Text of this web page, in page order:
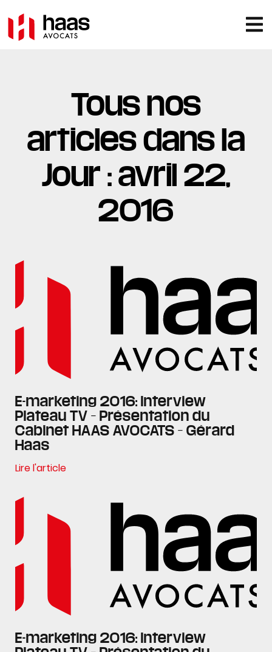
Tous nos
articles dans la
Jour : avril 22,
2016
E-marketing 2016: Interview
Plateau TV – Présentation du
Cabinet HAAS AVOCATS – Gérard
Haas
Lire l'article
E-marketing 2016: Interview